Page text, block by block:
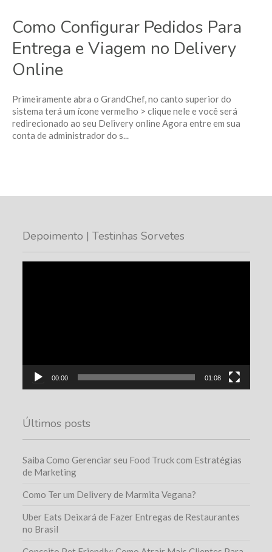
Como Configurar Pedidos Para
Entrega e Viagem no Delivery
Online
Primeiramente abra o GrandChef, no canto superior do
sistema terá um ícone vermelho > clique nele e você será
redirecionado ao seu Delivery online Agora entre em sua
conta de administrador do s...
Depoimento | Testinhas Sorvetes
00:00 01:08
Últimos posts
Saiba Como Gerenciar seu Food Truck com Estratégias
de Marketing
Como Ter um Delivery de Marmita Vegana?
Uber Eats Deixará de Fazer Entregas de Restaurantes
no Brasil